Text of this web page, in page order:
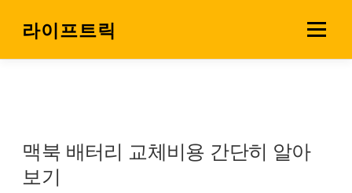
라이프트릭 메뉴
맥북 배터리 교체비용 간단히 알아
보기